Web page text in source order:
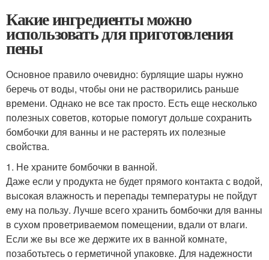
Какие ингредиенты можно
использовать для приготовления
пены
Основное правило очевидно: бурлящие шары нужно
беречь от воды, чтобы они не растворились раньше
времени. Однако не все так просто. Есть еще несколько
полезных советов, которые помогут дольше сохранить
бомбочки для ванны и не растерять их полезные
свойства.
1. Не храните бомбочки в ванной.
Даже если у продукта не будет прямого контакта с водой,
высокая влажность и перепады температуры не пойдут
ему на пользу. Лучше всего хранить бомбочки для ванны
в сухом проветриваемом помещении, вдали от влаги.
Если же вы все же держите их в ванной комнате,
позаботьтесь о герметичной упаковке. Для надежности